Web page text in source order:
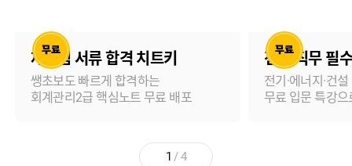
재무팀 서류 합격 치트키
쌩초보도 빠르게 합격하는
회계관리2급 핵심노트 무료 배포
전기 직무 필
전기·에너지·건
무료 입문 특강
1 /4